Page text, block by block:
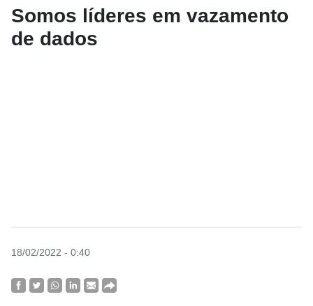
Somos líderes em vazamento
de dados
18/02/2022 - 0:40